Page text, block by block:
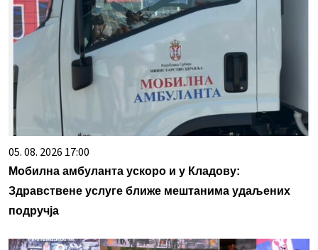
05. 08. 2026 17:00
Мобилна амбуланта ускоро и у Кладову:
Здравствене услуге ближе мештанима удаљених
подручја